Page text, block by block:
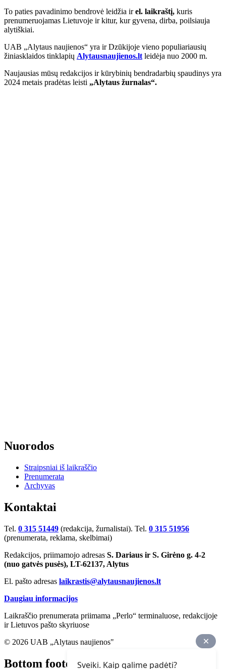
To paties pavadinimo bendrovė leidžia irel. laikraštį, kuris
prenumeruojamas Lietuvoje ir kitur, kur gyvena, dirba, poilsiauja
alytiškiai.
UAB „Alytaus naujienos“ yra ir Dzūkijoje vieno populiariausių
žiniasklaidos tinklapių Alytausnaujienos.lt leidėja nuo 2000 m.
Naujausias mūsų redakcijos ir kūrybinių bendradarbių spaudinys yra
2024 metais pradėtas leisti „Alytaus žurnalas“.
Nuorodos
Straipsniai iš laikraščio
Prenumerata
Archyvas
Kontaktai
Tel. 0 315 51449 (redakcija, žurnalistai). Tel. 0 315 51956
(prenumerata, reklama, skelbimai)
Redakcijos, priimamojo adresas S. Dariaus ir S. Girėno g. 4-2
(nuo gatvės pusės), LT-62137, Alytus
El. pašto adresas laikrastis@alytausnaujienos.lt
Daugiau informacijos
Laikraščio prenumerata priimama „Perlo“ terminaluose, redakcijoje
ir Lietuvos pašto skyriuose
© 2026 UAB „Alytaus naujienos"
Bottom footer Sveiki. Kaip galime padėti?